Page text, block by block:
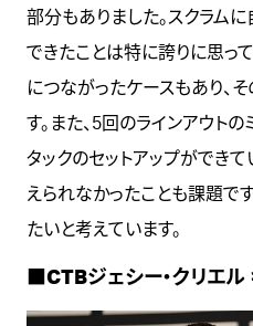
部分もありました。スクラム
できたことは特に誇りに思っ
につながったケースもあり、
す。また、5回のラインアウト
タックのセットアップができて
えられなかったことも課題で
たいと考えています。
■CTBジェシー・クリエル